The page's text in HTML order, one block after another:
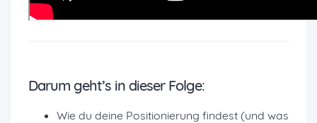
Darum geht’s in dieser Folge:
Wie du deine Positionierung findest (und was